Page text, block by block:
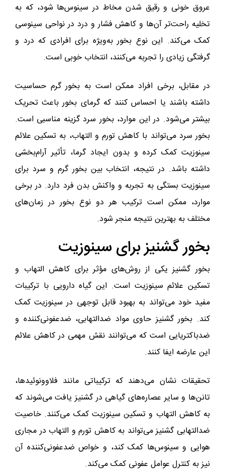
عروق خونی و رقیق شدن مخاط در سینوس‌ها شود، که به
تخلیه راحت‌تر آن‌ها و کاهش فشار و درد در نواحی سینوسی
کمک می‌کند. این نوع بخور به‌ویژه برای افرادی که درد و
گرفتگی زیادی را تجربه می‌کنند، انتخاب خوبی است.
در مقابل، برخی افراد ممکن است به بخور گرم حساسیت
داشته باشند یا احساس کنند که گرمای بخور باعث تحریک
بیشتر می‌شود. در این موارد، بخور سرد گزینه مناسبی است.
بخور سرد می‌تواند با کاهش تورم و التهاب، به تسکین علائم
سینوزیت کمک کرده و بدون ایجاد گرما، تأثیر آرام‌بخشی
داشته باشد. در نتیجه، انتخاب بین بخور گرم و سرد برای
سینوزیت بستگی به تجربه و واکنش بدن فرد دارد. در برخی
موارد، ممکن است ترکیب هر دو نوع بخور در زمان‌های
مختلف به بهترین نتیجه منجر شود.
بخور گشنیز برای سینوزیت
بخور گشنیز یکی از روش‌های مؤثر برای کاهش التهاب و
تسکین علائم سینوزیت است. این گیاه دارویی با ترکیبات
مفید خود می‌تواند به بهبود قابل توجهی در سینوزیت کمک
کند. بخور گشنیز حاوی مواد ضدالتهابی، ضدعفونی‌کننده و
ضدباکتریایی است که می‌توانند نقش مهمی در کاهش علائم
این عارضه ایفا کنند.
تحقیقات نشان می‌دهند که ترکیباتی مانند فلاوونوئیدها،
تانن‌ها و سایر عصاره‌های گیاهی در گشنیز یافت می‌شوند که
به کاهش التهاب و تسکین سینوزیت کمک می‌کنند. خاصیت
ضدالتهابی گشنیز می‌تواند به کاهش تورم و التهاب در مجاری
هوایی و سینوس‌ها کمک کند، و خواص ضدعفونی‌کننده آن
نیز به کنترل عوامل عفونی کمک می‌کند.